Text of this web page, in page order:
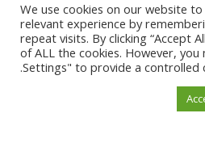
We use cookies on our website
relevant experience by
repeat visits. By clicking “Accept
of ALL the cookies. However, you
Settings" to provide a controlled